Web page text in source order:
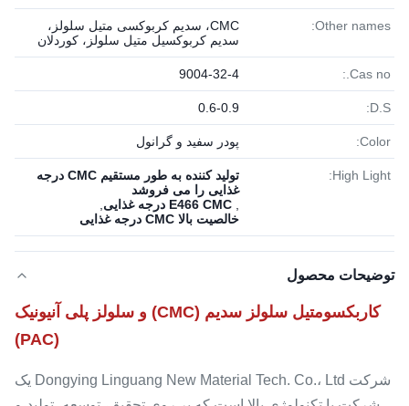
Other names:
CMC، سدیم کربوکسی متیل سلولز،
سدیم کربوکسیل متیل سلولز، کوردلان
Cas no.:
9004-32-4
D.S:
0.6-0.9
Color: پودر سفید و گرانول
High Light:
تولید کننده به طور مستقیم CMC درجه
غذایی را می فروشد
E466 CMC درجه غذایی
خالصیت بالا CMC درجه غذایی
توضیحات محصول
کاربکسومتیل سلولز سدیم (CMC) و سلولز پلی آنیونیک
(PAC)
شرکت Dongying Linguang New Material Tech. Co.، Ltd یک